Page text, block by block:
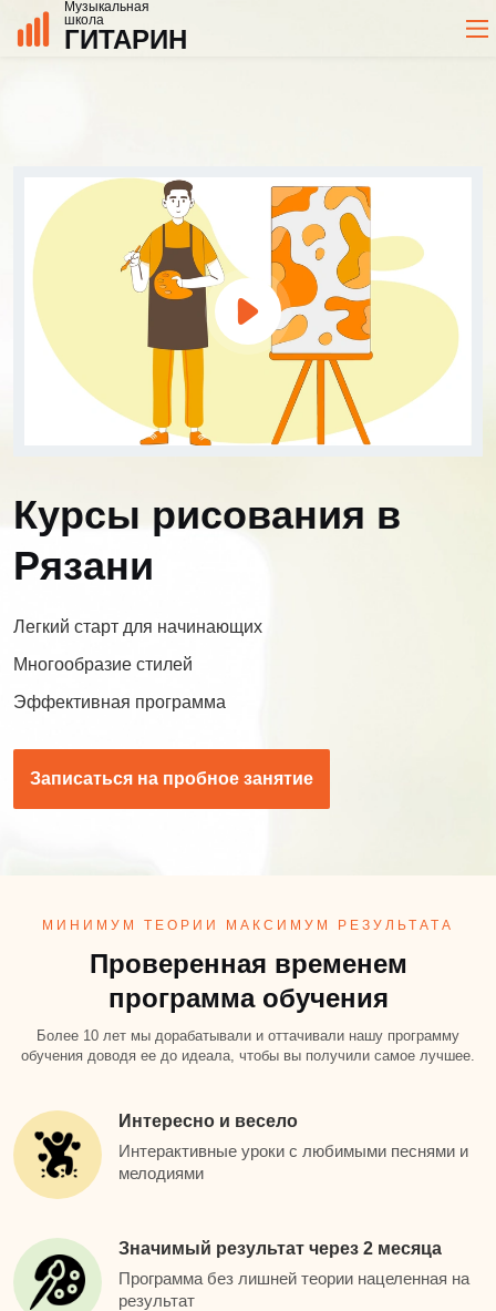
Музыкальная
школа
ГИТАРИН
Курсы рисования в
Рязани
Легкий старт для начинающих
Многообразие стилей
Эффективная программа
Записаться на пробное занятие
МИНИМУМ ТЕОРИИ МАКСИМУМ РЕЗУЛЬТАТА
Проверенная временем
программа обучения
Более 10 лет мы дорабатывали и оттачивали нашу программу
обучения доводя ее до идеала, чтобы вы получили самое лучшее.
Интересно и весело
Интерактивные уроки с любимыми песнями и
мелодиями
Значимый результат через 2 месяца
Программа без лишней теории нацеленная на
результат